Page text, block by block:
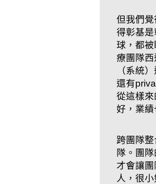
但我們
得彰基
球，都
療團隊
（系統
還有
從這樣
好，業
跨團隊
隊。團
才會讓
人，很